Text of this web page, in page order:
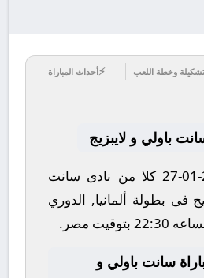
وخطة اللعب ⚡أحداث المباراة
باولي و لايبزيج
يلتقى اليوم 2026-01-27 كلا من نادى سانت
فى بطولة ألمانيا, الدوري
مصر.
سانت باولي و